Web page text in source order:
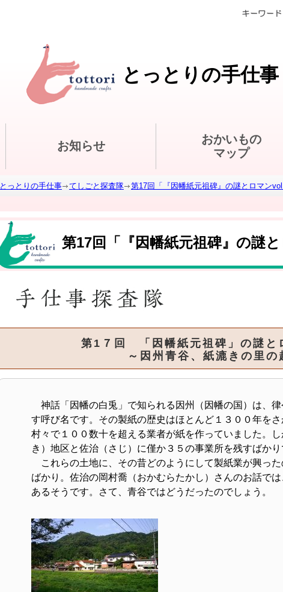
とっとりの手仕事
お知らせ
おかいもの
マップ
とっとりの手仕事 てしごと探査隊 第17回「『因幡紙元祖碑』の謎とロマン
第17回「『因幡紙元祖碑』の謎と
第1７回 「因幡紙元祖碑」の謎
～因州青谷、紙漉きの里の
神話「因幡の白兎」で知られる因州（因幡の国）は、
す呼び名です。その製紙の歴史はほとんど１３００年を
村々で１００数十を超える業者が紙を作っていました。
き）地区と佐治（さじ）に僅か３５の事業所を残すばかり
これらの土地に、その昔どのようにして製紙業が興っ
ばかり。佐治の岡村喬（おかむらたかし）さんのお話で
あるそうです。さて、青谷ではどうだったのでしょう。